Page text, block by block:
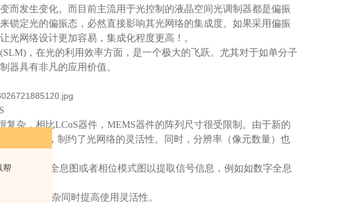
帮
而发生变化。而目前主流用于光控制的液晶空间光调制器都是偏振
锁定光的偏振态，必然直接影响其光网络的集成度。如果采用偏振
光网络设计更加容易，集成化程度更高！。
，在光的利用效率方面，是一个极大的飞跃。尤其对于如单分子
器具有非凡的应用价值。
杂，相比LCoS器件，MEMS器件的阵列尺寸很受限制。由于新的
数量限制，制约了光网络的灵活性。同时，分辨率（像元数量）也
杂的相位全息图或者相位模式图以提取信号信息，例如如数字全息
的因素。
顾设计复杂同时提高使用灵活性。